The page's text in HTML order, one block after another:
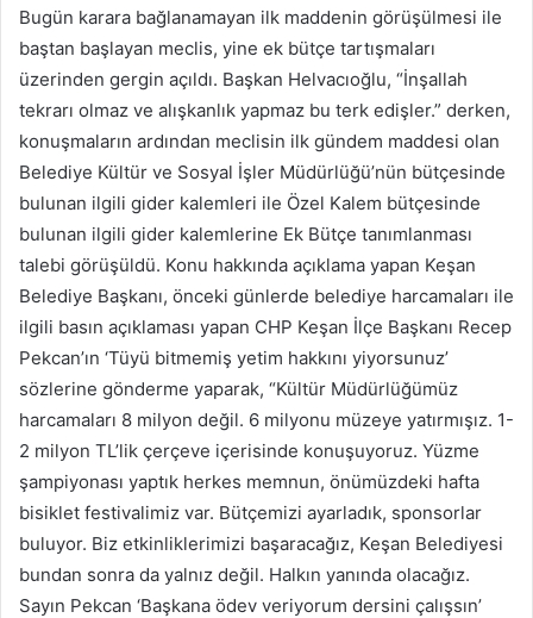
Bugün karara bağlanamayan ilk maddenin görüşülmesi ile
baştan başlayan meclis, yine ek bütçe tartışmaları
üzerinden gergin açıldı. Başkan Helvacıoğlu, “İnşallah
tekrarı olmaz ve alışkanlık yapmaz bu terk edişler.” derken,
konuşmaların ardından meclisin ilk gündem maddesi olan
Belediye Kültür ve Sosyal İşler Müdürlüğü’nün bütçesinde
bulunan ilgili gider kalemleri ile Özel Kalem bütçesinde
bulunan ilgili gider kalemlerine Ek Bütçe tanımlanması
talebi görüşüldü. Konu hakkında açıklama yapan Keşan
Belediye Başkanı, önceki günlerde belediye harcamaları ile
ilgili basın açıklaması yapan CHP Keşan İlçe Başkanı Recep
Pekcan’ın ‘Tüyü bitmemiş yetim hakkını yiyorsunuz’
sözlerine gönderme yaparak, “Kültür Müdürlüğümüz
harcamaları 8 milyon değil. 6 milyonu müzeye yatırmışız. 1-
2 milyon TL’lik çerçeve içerisinde konuşuyoruz. Yüzme
şampiyonası yaptık herkes memnun, önümüzdeki hafta
bisiklet festivalimiz var. Bütçemizi ayarladık, sponsorlar
buluyor. Biz etkinliklerimizi başaracağız, Keşan Belediyesi
bundan sonra da yalnız değil. Halkın yanında olacağız.
Sayın Pekcan ‘Başkana ödev veriyorum dersini çalışsın’